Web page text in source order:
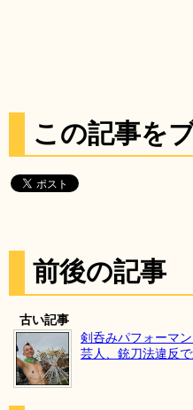
この記事を
前後の記事
古い記事
剣呑みパフォーマ
芸人、銃刀法違反